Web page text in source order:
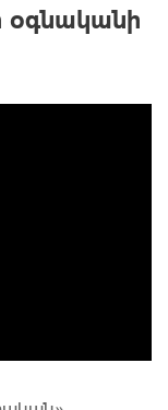
օգնականի